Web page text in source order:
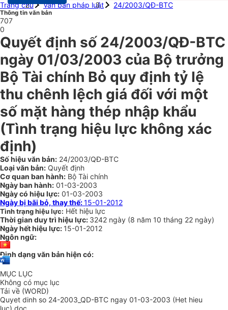
Trang chủ
Văn bản pháp luật 24/2003/QĐ-BTC
Thông tin văn bản
707
0
Quyết định số 24/2003/QĐ-BTC
ngày 01/03/2003 của Bộ trưởng
Bộ Tài chính Bỏ quy định tỷ lệ
thu chênh lệch giá đối với một
số mặt hàng thép nhập khẩu
(Tình trạng hiệu lực không xác
định)
Số hiệu văn bản: 24/2003/QĐ-BTC
Loại văn bản: Quyết định
Cơ quan ban hành: Bộ Tài chính
Ngày ban hành: 01-03-2003
Ngày có hiệu lực: 01-03-2003
Ngày bị bãi bỏ, thay thế:15-01-2012
Tình trạng hiệu lực: Hết hiệu lực
Thời gian duy trì hiệu lực: 3242 ngày (8 năm 10 tháng 22 ngày)
Ngày hết hiệu lực: 15-01-2012
Ngôn ngữ:
Định dạng văn bản hiện có:
MỤC LỤC
Không có mục lục
Tải về (WORD)
Quyet dinh so 24-2003_QD-BTC ngay 01-03-2003 (Het hieu
luc).doc